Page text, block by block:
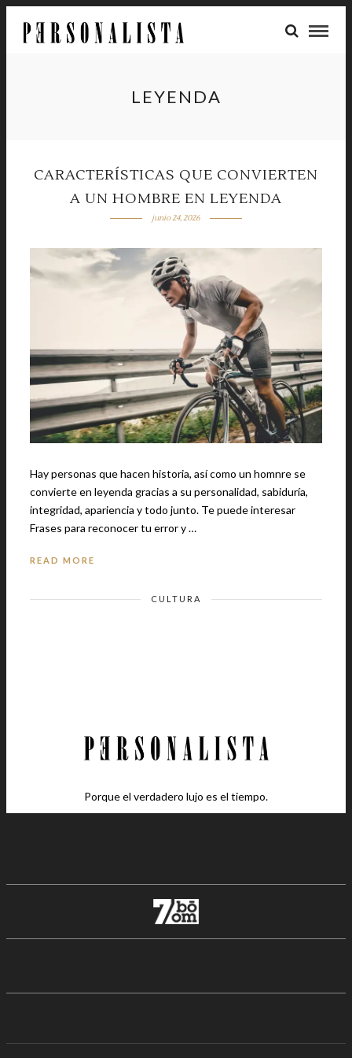
LEYENDA
CARACTERÍSTICAS QUE CONVIERTEN
A UN HOMBRE EN LEYENDA
junio 24, 2026
Hay personas que hacen historia, así como un homnre se
convierte en leyenda gracias a su personalidad, sabiduría,
integridad, apariencia y todo junto. Te puede interesar
Frases para reconocer tu error y …
READ MORE
CULTURA
Porque el verdadero lujo es el tiempo.